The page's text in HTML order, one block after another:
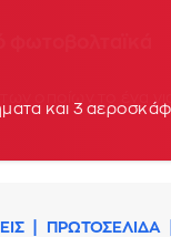
φωτοβολταϊκά
και 3
ΠΡΩΤΟΣΕΛΙΔΑ